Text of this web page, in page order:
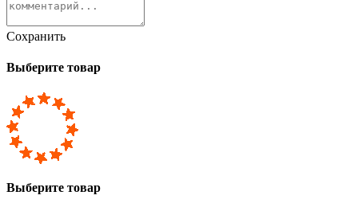
Сохранить
Выберите товар
Выберите товар